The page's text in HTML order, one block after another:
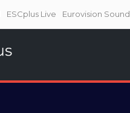
ESCplus Live Eurovision Sound